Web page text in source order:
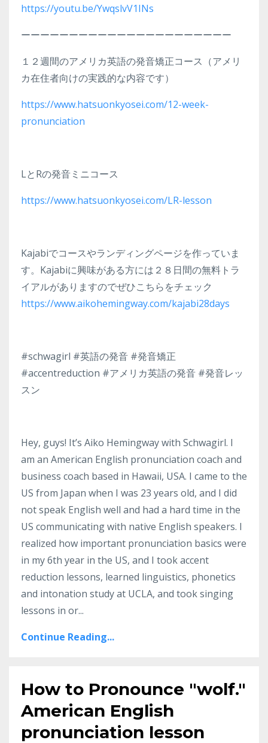
https://youtu.be/YwqslvV1INs
ーーーーーーーーーーーーーーーーーーーーーー
１２週間のアメリカ英語の発音矯正コース（アメリ
カ在住者向けの実践的な内容です）
https://www.hatsuonkyosei.com/12-week-
pronunciation
LとRの発音ミニコース
https://www.hatsuonkyosei.com/LR-lesson
Kajabiでコースやランディングページを作っていま
す。Kajabiに興味がある方には２８日間の無料トラ
イアルがありますのでぜひこちらをチェック
https://www.aikohemingway.com/kajabi28days
#schwagirl #英語の発音 #発音矯正
#accentreduction #アメリカ英語の発音 #発音レッ
スン
Hey, guys! It’s Aiko Hemingway with Schwagirl. I
am an American English pronunciation coach and
business coach based in Hawaii, USA. I came to the
US from Japan when I was 23 years old, and I did
not speak English well and had a hard time in the
US communicating with native English speakers. I
realized how important pronunciation basics were
in my 6th year in the US, and I took accent
reduction lessons, learned linguistics, phonetics
and intonation study at UCLA, and took singing
lessons in or...
Continue Reading...
How to Pronounce "wolf."
American English
pronunciation lesson